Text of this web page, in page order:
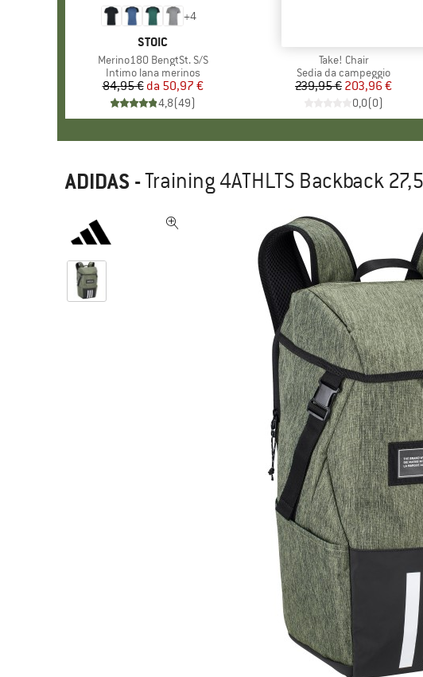
+4
MARCHIO
STOIC
Articolo
Merino180 BengtSt. S/S
Gruppo di prodotti
Intimo lana merinos
Prezzo
84,95 € Prezzo ridotto
da 50,97 €
4,8(49)
Articolo
Take! Chair
Gruppo di prodotti
Sedia da campeggio
Prezzo
239,95 € Prezzo ridotto
203,96 €
0,0(0)
ADIDAS -Training 4ATHLTS Backback